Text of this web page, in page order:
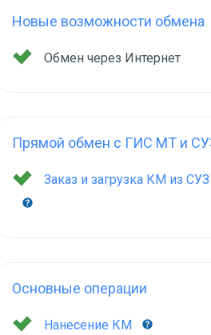
Новые возможности обмена
Обмен через Интернет
Прямой обмен с ГИС МТ и
Заказ и загрузка КМ из
Основные операции
Нанесение КМ